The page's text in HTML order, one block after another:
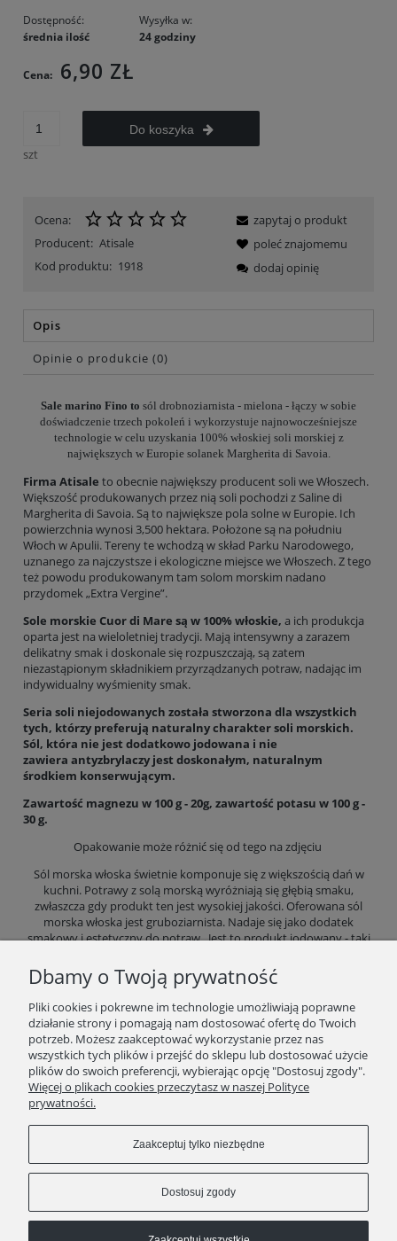
Dostępność:
średnia ilość
Wysyłka w:
24 godziny
Cena: 6,90 ZŁ
szt
Do koszyka
Ocena:
Producent: Atisale
Kod produktu: 1918
zapytaj o produkt
poleć znajomemu
dodaj opinię
Opis
Opinie o produkcie (0)
Sale marino Fino to sól drobnoziarnista - mielona - łączy w sobie
doświadczenie trzech pokoleń i wykorzystuje najnowocześniejsze
technologie w celu uzyskania 100% włoskiej soli morskiej z
największych w Europie solanek Margherita di Savoia.
Firma Atisale to obecnie największy producent soli we Włoszech.
Większość produkowanych przez nią soli pochodzi z Saline di
Margherita di Savoia. Są to największe pola solne w Europie. Ich
powierzchnia wynosi 3,500 hektara. Położone są na południu
Włoch w Apulii. Tereny te wchodzą w skład Parku Narodowego,
uznanego za najczystsze i ekologiczne miejsce we Włoszech. Z tego
też powodu produkowanym tam solom morskim nadano
przydomek „Extra Vergine”.
Sole morskie Cuor di Mare są w 100% włoskie, a ich produkcja
oparta jest na wieloletniej tradycji. Mają intensywny a zarazem
delikatny smak i doskonale się rozpuszczają, są zatem
niezastąpionym składnikiem przyrządzanych potraw, nadając im
indywidualny wyśmienity smak.
Seria soli niejodowanych została stworzona dla wszystkich
tych, którzy preferują naturalny charakter soli morskich.
Sól, która nie jest dodatkowo jodowana i nie
zawiera antyzbrylaczy jest doskonałym, naturalnym
środkiem konserwującym.
Zawartość magnezu w 100 g - 20g, zawartość potasu w 100 g -
30 g.
Opakowanie może różnić się od tego na zdjęciu
Sól morska włoska świetnie komponuje się z większością dań w
kuchni. Potrawy z solą morską wyróżniają się głębią smaku,
zwłaszcza gdy produkt ten jest wysokiej jakości. Oferowana sól
morska włoska jest gruboziarnista. Nadaje się jako dodatek
smakowy i estetyczny do potraw. Jest to produkt jodowany - taki
mieszkańców Europy.
Opakowanie: 1kg
SKLEP
ZAKUPY
INFORMACJE
Dbamy o Twoją prywatność
Pliki cookies i pokrewne im technologie umożliwiają poprawne
działanie strony i pomagają nam dostosować ofertę do Twoich
potrzeb. Możesz zaakceptować wykorzystanie przez nas
wszystkich tych plików i przejść do sklepu lub dostosować użycie
plików do swoich preferencji, wybierając opcję "Dostosuj zgody".
Więcej o plikach cookies przeczytasz w naszej Polityce
prywatności.
Zaakceptuj tylko niezbędne
Dostosuj zgody